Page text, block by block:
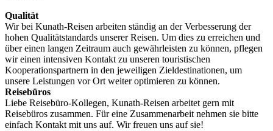
Qualität
Wir bei Kunath-Reisen arbeiten ständig an der Verbesserung der
hohen Qualitätstandards unserer Reisen. Um dies zu erreichen und
über einen langen Zeitraum auch gewährleisten zu können, pflegen
wir einen intensiven Kontakt zu unseren touristischen
Kooperationspartnern in den jeweiligen Zieldestinationen, um
unsere Leistungen vor Ort weiter optimieren zu können.
Reisebüros
Liebe Reisebüro-Kollegen, Kunath-Reisen arbeitet gern mit
Reisebüros zusammen. Für eine Zusammenarbeit nehmen sie bitte
einfach Kontakt mit uns auf. Wir freuen uns auf sie!